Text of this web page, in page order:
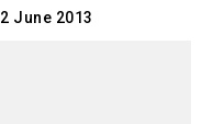
2 June 2013